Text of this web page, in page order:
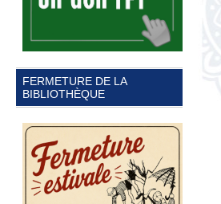
FERMETURE DE LA
BIBLIOTHÈQUE